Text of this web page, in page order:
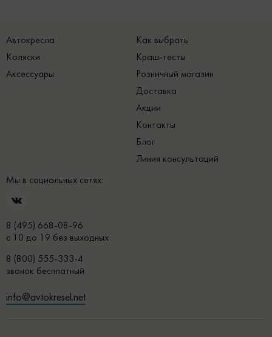
Автокресла
Коляски
Аксессуары
Как выбрать
Краш-тесты
Розничный магазин
Доставка
Акции
Контакты
Блог
Линия консультаций
Мы в социальных сетях:
8 (495) 668-08-96
с 10 до 19 без выходных
8 (800) 555-333-4
звонок бесплатный
info@avtokresel.net